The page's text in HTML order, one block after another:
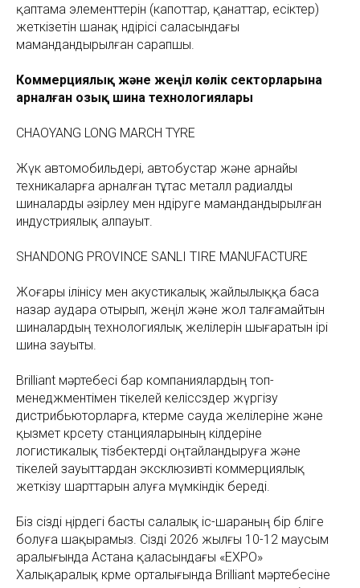
қаптама элементтерін (капоттар, қанаттар, есіктер)
жеткізетін шанақ өндірісі саласындағы
мамандандырылған сарапшы.
Коммерциялық және жеңіл көлік секторларына
арналған озық шина технологиялары
CHAOYANG LONG MARCH TYRE
Жүк автомобильдері, автобустар және арнайы
техникаларға арналған тұтас металл радиалды
шиналарды әзірлеу мен өндіруге мамандандырылған
индустриялық алпауыт.
SHANDONG PROVINCE SANLI TIRE MANUFACTURE
Жоғары ілінісу мен акустикалық жайлылыққа баса
назар аудара отырып, жеңіл және жол талғамайтын
шиналардың технологиялық желілерін шығаратын ірі
шина зауыты.
Brilliant мәртебесі бар компаниялардың топ-
менеджментімен тікелей келіссөздер жүргізу
дистрибьюторларға, көтерме сауда желілеріне және
қызмет көрсету станцияларының өкілдеріне
логистикалық тізбектерді оңтайландыруға және
тікелей зауыттардан эксклюзивті коммерциялық
жеткізу шарттарын алуға мүмкіндік береді.
Біз сізді өңірдегі басты салалық іс-шараның бір бөліге
болуға шақырамыз. Сізді 2026 жылғы 10-12 маусым
аралығында Астана қаласындағы «EXPO»
Халықаралық көрме орталығында Brilliant мәртебесіне